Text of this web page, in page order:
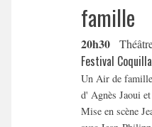
famille
20h30
Festival
Un Air de famille
d' Agnès Jaoui
Mise en scène